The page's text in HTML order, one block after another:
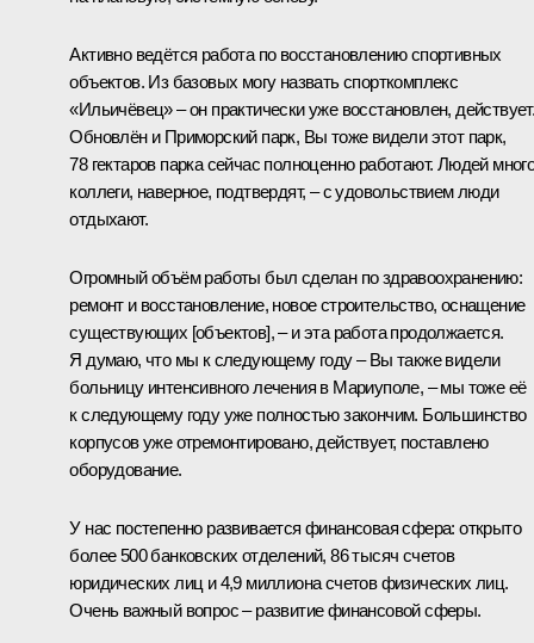
Активно ведётся работа по восстановлению спортивных
объектов. Из базовых могу назвать спорткомплекс
«Ильичёвец» – он практически уже восстановлен,
Обновлён и Приморский парк, Вы тоже видели этот парк,
78 гектаров парка сейчас полноценно работают. Людей
коллеги, наверное, подтвердят, – с удовольствием люди
отдыхают.
Огромный объём работы был сделан по здравоохранению:
ремонт и восстановление, новое строительство, оснащение
существующих [объектов], – и эта работа продолжается.
Я думаю, что мы к следующему году – Вы также видели
больницу интенсивного лечения в Мариуполе, – мы тоже её
к следующему году уже полностью закончим. Большинство
корпусов уже отремонтировано, действует, поставлено
оборудование.
У нас постепенно развивается финансовая сфера: открыто
более 500 банковских отделений, 86 тысяч счетов
юридических лиц и 4,9 миллиона счетов физических лиц.
Очень важный вопрос – развитие финансовой сферы.